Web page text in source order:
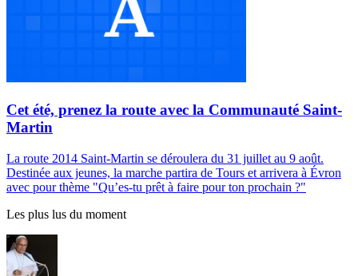
Cet été, prenez la route avec la Communauté Saint-
Martin
La route 2014 Saint-Martin se déroulera du 31 juillet au 9 août.
Destinée aux jeunes, la marche partira de Tours et arrivera à Évron
avec pour thème "Qu’es-tu prêt à faire pour ton prochain ?"
Les plus lus du moment